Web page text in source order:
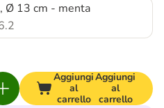
Ø 13 cm - menta
Aggiungi
al
carrello
Aggiungi
al
carrello